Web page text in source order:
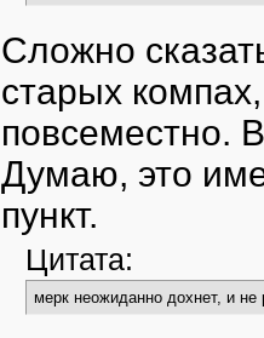
Сложно
старых
повсеместно.
Думаю, это
пункт.
Цитата:
мерк неожиданно дохнет, и не